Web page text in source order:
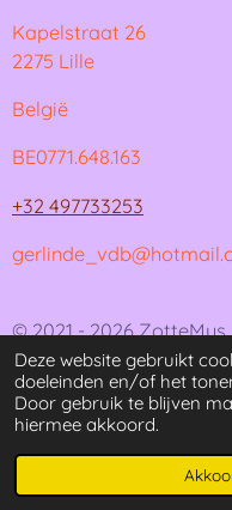
Deze website gebruikt
doeleinden en/of het
Door gebruik te blijven
hiermee akkoord.
Kapelstraat 26
2275 Lille
België
BE0771.648.163
+32 497733253
© 2021 - 2026 ZotteMus
Powered byJouwWeb
Kaart